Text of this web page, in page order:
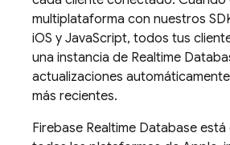
multiplataforma con nuestros
iOS y JavaScript, todos tus
una instancia de Realtime
actualizaciones
más recientes.
Firebase Realtime Database está